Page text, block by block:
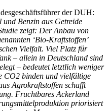
der DUH:
Benzin aus Getreide
zeigt: Der Anbau von
‘Bio-Kraftstoffen’
Vielfalt. Viel Platz für
– allein in Deutschland sind
– bedeutet letztlich weniger
CO2 binden und vielfältige
Agrokraftstoffen schafft
Fruchtbares Ackerland
priorisiert